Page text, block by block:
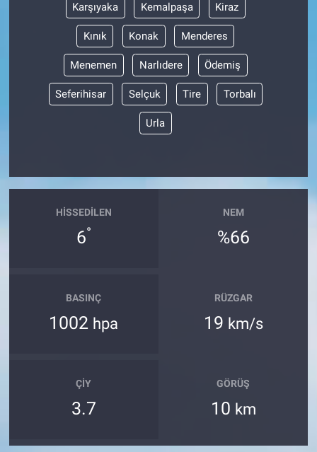
Karşıyaka Kemalpaşa Kiraz
Kınık Konak Menderes
Menemen Narlıdere Ödemiş
Seferihisar Selçuk Tire Torbalı
Urla
HISSEDILEN
6°
NEM
%66
BASINÇ
1002 hpa
RÜZGAR
19 km/s
ÇIY
3.7
GÖRÜŞ
10 km